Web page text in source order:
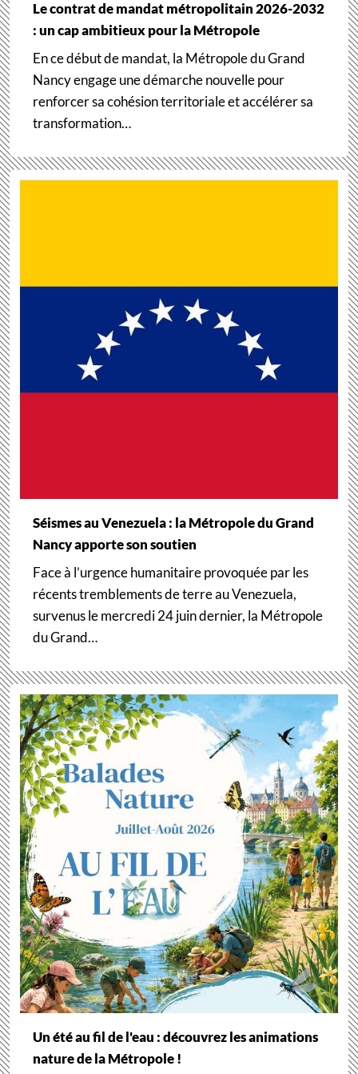
Le contrat de mandat métropolitain 2026-2032
: un cap ambitieux pour la Métropole
En ce début de mandat, la Métropole du Grand
Nancy engage une démarche nouvelle pour
renforcer sa cohésion territoriale et accélérer sa
transformation…
Séismes au Venezuela : la Métropole du Grand
Nancy apporte son soutien
Face à l’urgence humanitaire provoquée par les
récents tremblements de terre au Venezuela,
survenus le mercredi 24 juin dernier, la Métropole
du Grand…
Un été au fil de l'eau : découvrez les animations
nature de la Métropole !